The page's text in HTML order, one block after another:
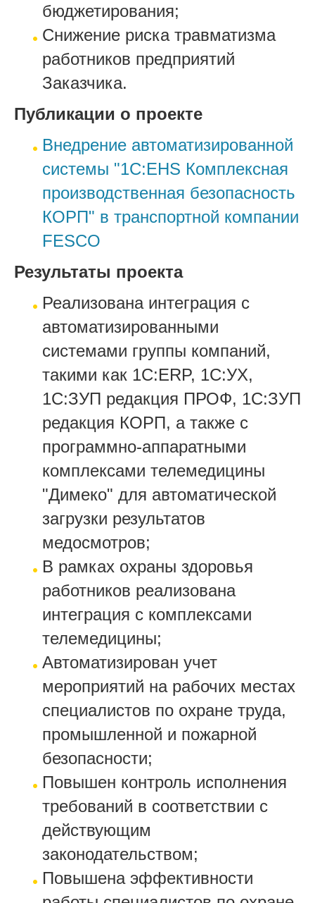
бюджетирования;
Снижение риска травматизма
работников предприятий
Заказчика.
Публикации о проекте
Внедрение автоматизированной
системы "1С:EHS Комплексная
производственная безопасность
КОРП" в транспортной компании
FESCO
Результаты проекта
Реализована интеграция с
автоматизированными
системами группы компаний,
такими как 1С:ERP, 1С:УХ,
1С:ЗУП редакция ПРОФ, 1С:ЗУП
редакция КОРП, а также с
программно-аппаратными
комплексами телемедицины
"Димеко" для автоматической
загрузки результатов
медосмотров;
В рамках охраны здоровья
работников реализована
интеграция с комплексами
телемедицины;
Автоматизирован учет
мероприятий на рабочих местах
специалистов по охране труда,
промышленной и пожарной
безопасности;
Повышен контроль исполнения
требований в соответствии с
действующим
законодательством;
Повышена эффективности